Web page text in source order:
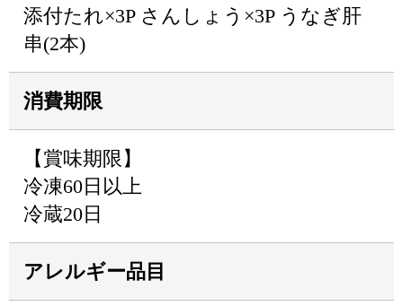
添付たれ×3P さんしょう×3P うなぎ肝
串(2本)
消費期限
【賞味期限】
冷凍60日以上
冷蔵20日
アレルギー品目